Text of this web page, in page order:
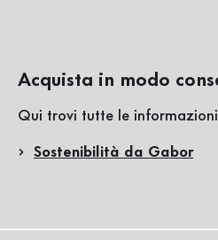
Acquista in modo
Qui trovi tutte le
Sostenibilità da Gabor